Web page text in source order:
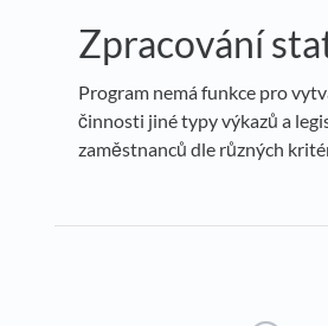
Zpracování
Program nemá funkce pro
činnosti jiné typy výkazů a
zaměstnanců dle různých